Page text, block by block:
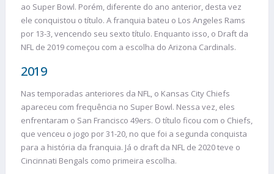
ao Super Bowl. Porém, diferente do ano anterior, desta vez
ele conquistou o título. A franquia bateu o Los Angeles Rams
por 13-3, vencendo seu sexto título. Enquanto isso, o Draft da
NFL de 2019 começou com a escolha do Arizona Cardinals.
2019
Nas temporadas anteriores da NFL, o Kansas City Chiefs
apareceu com frequência no Super Bowl. Nessa vez, eles
enfrentaram o San Francisco 49ers. O título ficou com o Chiefs,
que venceu o jogo por 31-20, no que foi a segunda conquista
para a história da franquia. Já o draft da NFL de 2020 teve o
Cincinnati Bengals como primeira escolha.